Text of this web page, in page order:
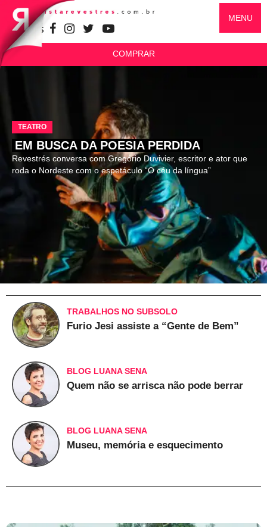
SIGA-NOS
MENU
COMPRAR
TEATRO
EM BUSCA DA POESIA PERDIDA
Revestrés conversa com Gregório Duvivier, escritor e ator que
roda o Nordeste com o espetáculo “O céu da língua”
TRABALHOS NO SUBSOLO
Furio Jesi assiste a “Gente de Bem”
BLOG LUANA SENA
Quem não se arrisca não pode berrar
BLOG LUANA SENA
Museu, memória e esquecimento